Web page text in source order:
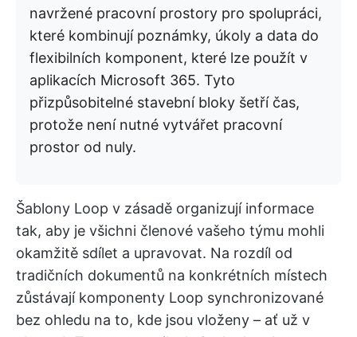
navržené pracovní prostory pro spolupráci,
které kombinují poznámky, úkoly a data do
flexibilních komponent, které lze použít v
aplikacích Microsoft 365. Tyto
přizpůsobitelné stavební bloky šetří čas,
protože není nutné vytvářet pracovní
prostor od nuly.
Šablony Loop v zásadě organizují informace
tak, aby je všichni členové vašeho týmu mohli
okamžitě sdílet a upravovat. Na rozdíl od
tradičních dokumentů na konkrétních místech
zůstávají komponenty Loop synchronizované
bez ohledu na to, kde jsou vloženy – ať už v